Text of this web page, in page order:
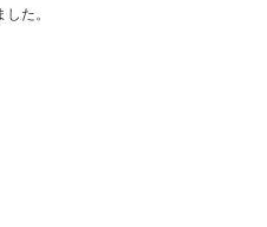
た。